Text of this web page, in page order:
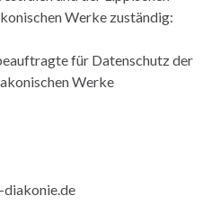
Werke zuständig:
für Datenschutz der
Werke